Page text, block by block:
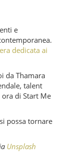
e
dedicata ai
da Thamara
talent
di Start Me
possa tornare
Unsplash